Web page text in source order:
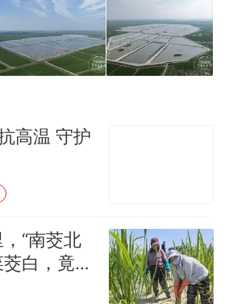
高温 守护
“南茭北
茭白，竟在
产业